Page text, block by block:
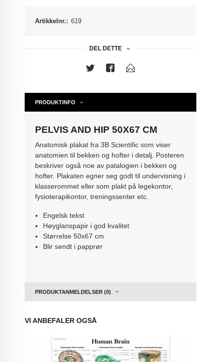
Artikkelnr.: 619
DEL DETTE
PRODUKTINFO
PELVIS AND HIP 50X67 CM
Anatomisk plakat fra 3B Scientific som viser
anatomien til bekken og hofter i detalj. Posteren
beskriver også noe av patalogien i bekken og
hofter. Plakaten egner seg godt til undervisning i
klasserommet eller som plakt på legekontor,
fysioterapikontor, treningssenter etc.
Engelsk tekst
Høyglanspapir i god kvalitet
Størrelse 50x67 cm
Blir sendt i papprør
PRODUKTANMELDELSER (0)
VI ANBEFALER OGSÅ